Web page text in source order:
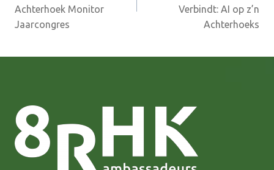
Achterhoek Monitor
Jaarcongres
Verbindt: AI op z’n
Achterhoeks